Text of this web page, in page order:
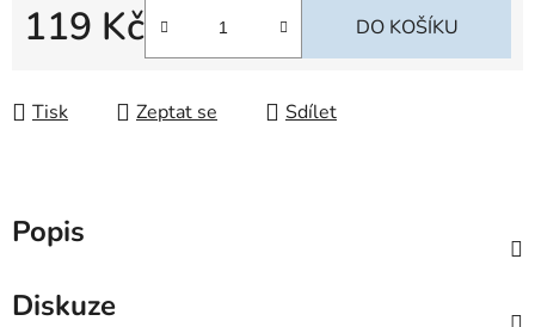
119 Kč DO KOŠÍKU
Tisk Zeptat se Sdílet
Popis
Diskuze